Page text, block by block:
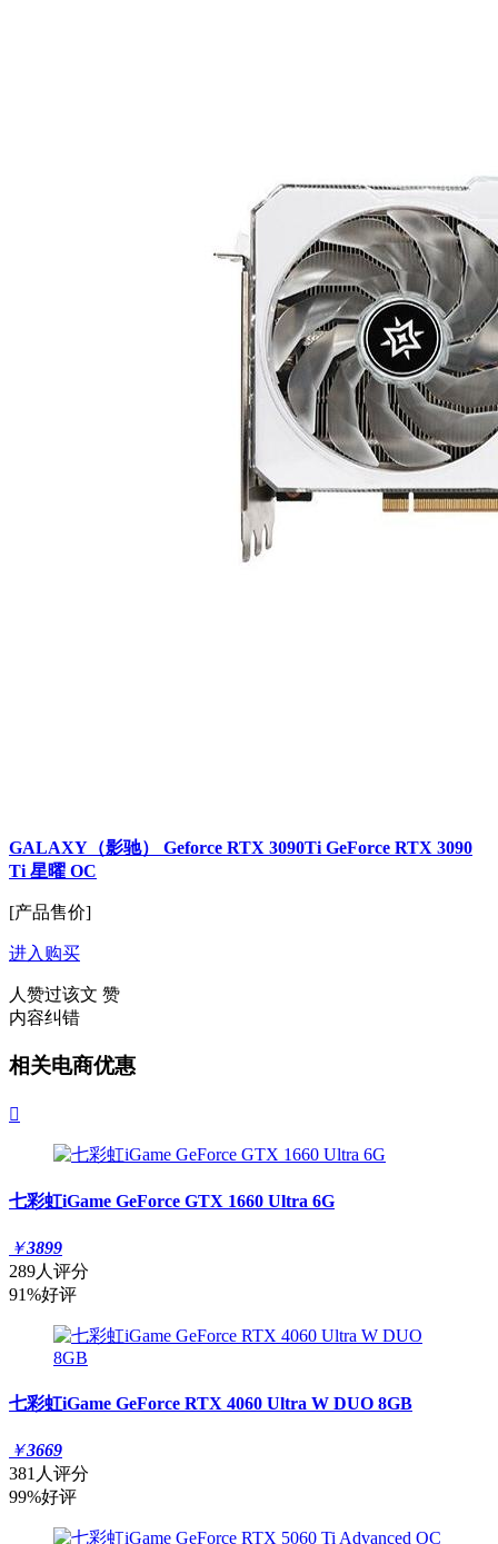
GALAXY（影驰） Geforce RTX 3090Ti GeForce RTX 3090
Ti 星曜 OC
[产品售价]
进入购买
人赞过该文 赞
内容纠错
相关电商优惠

七彩虹iGame GeForce GTX 1660 Ultra 6G
￥3899
289人评分
91%好评
七彩虹iGame GeForce RTX 4060 Ultra W DUO 8GB
￥3669
381人评分
99%好评